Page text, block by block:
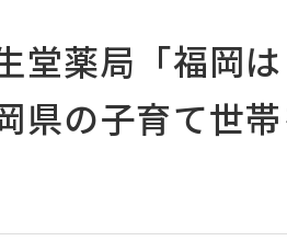
堂薬局「福岡
県の子育て世